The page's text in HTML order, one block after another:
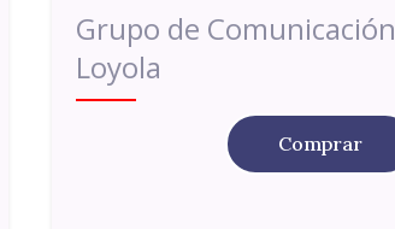
Grupo de Comunicación
Loyola
Comprar